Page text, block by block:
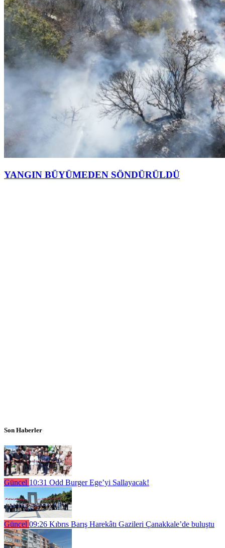
YANGIN BÜYÜMEDEN SÖNDÜRÜLDÜ
Son Haberler
Güncel 10:31 Odd Burger Ege’yi Sallayacak!
Güncel 09:26 Kıbrıs Barış Harekâtı Gazileri Çanakkale’de buluştu